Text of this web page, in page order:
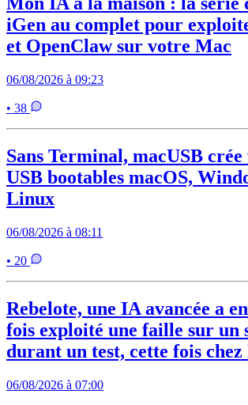
iGen au complet pour
et OpenClaw sur votre Mac
06/08/2026 à 09:23
• 38
Sans Terminal, macUSB crée
USB bootables macOS,
Linux
06/08/2026 à 08:11
• 20
Rebelote, une IA avancée a
fois exploité une faille sur un
durant un test, cette fois
06/08/2026 à 07:00